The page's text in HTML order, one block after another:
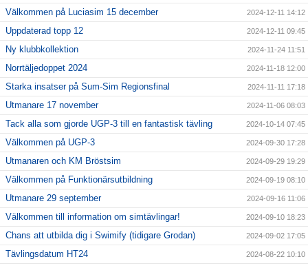
Välkommen på Luciasim 15 december 2024-12-11 14:12
Uppdaterad topp 12 2024-12-11 09:45
Ny klubbkollektion 2024-11-24 11:51
Norrtäljedoppet 2024 2024-11-18 12:00
Starka insatser på Sum-Sim Regionsfinal 2024-11-11 17:18
Utmanare 17 november 2024-11-06 08:03
Tack alla som gjorde UGP-3 till en fantastisk tävling 2024-10-14 07:45
Välkommen på UGP-3 2024-09-30 17:28
Utmanaren och KM Bröstsim 2024-09-29 19:29
Välkommen på Funktionärsutbildning 2024-09-19 08:10
Utmanare 29 september 2024-09-16 11:06
Välkommen till information om simtävlingar! 2024-09-10 18:23
Chans att utbilda dig i Swimify (tidigare Grodan) 2024-09-02 17:05
Tävlingsdatum HT24 2024-08-22 10:10